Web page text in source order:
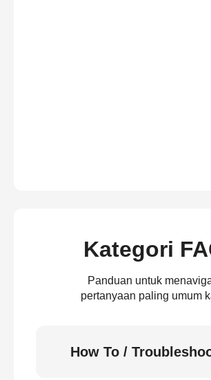
Kategori
Panduan untuk
pertanyaan paling umum
How To /